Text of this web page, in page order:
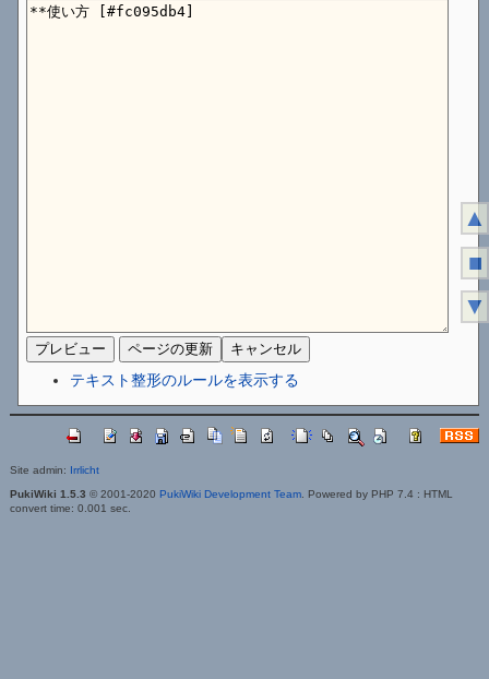
テキスト整形のルールを表示する
Site admin: Irrlicht
PukiWiki 1.5.3 © 2001-2020 PukiWiki Development Team. Powered by PHP 7.4 : HTML
convert time: 0.001 sec.
▲
■
▼